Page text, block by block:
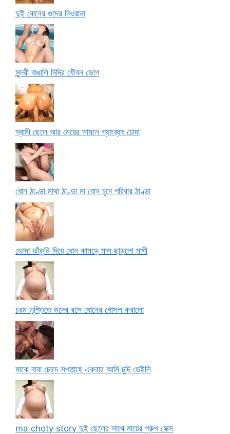
দুই বোনের গুদের দিওয়ানা
সুন্দরী বাঙালি দিদির যৌবন ভোগ
স্বামী ছেলে আর মেয়ের সামনে গ্যাংব্যাং চোদা
ধোন ঠাণ্ডা মাথা ঠাণ্ডা মা বোন চুদে পরিবার ঠাণ্ডা
ভোদা ঝাঁকুনি দিয়ে ধোন কামড়ে মাল ছাড়লো মাগী
চরম তৃপ্তিতে গুদের রসে ধোনের গোসল করালো
মাকে বাবা চোদে সপ্তাহে একবার আমি চুদি ডেইলি
ma choty story দুই ছেলের সাথে মায়ের গ্রুপ সেক্স